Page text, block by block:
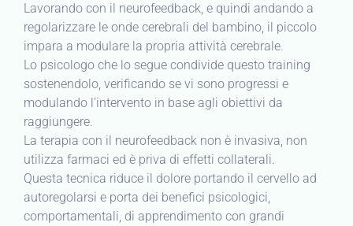
Lavorando con il neurofeedback, e quindi andando a
regolarizzare le onde cerebrali del bambino, il piccolo
impara a modulare la propria attività cerebrale.
Lo psicologo che lo segue condivide questo training
sostenendolo, verificando se vi sono progressi e
modulando l’intervento in base agli obiettivi da
raggiungere.
La terapia con il neurofeedback non è invasiva, non
utilizza farmaci ed è priva di effetti collaterali.
Questa tecnica riduce il dolore portando il cervello ad
autoregolarsi e porta dei benefici psicologici,
comportamentali, di apprendimento con grandi